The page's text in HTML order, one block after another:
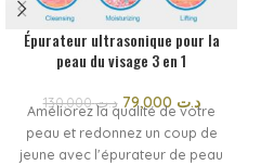
Épurateur ultrasonique pour la
peau du visage 3 en 1
د.ت130,000 د.ت
Améliorez la qualité de votre
peau et redonnez un coup de
jeune avec l'épurateur de peau